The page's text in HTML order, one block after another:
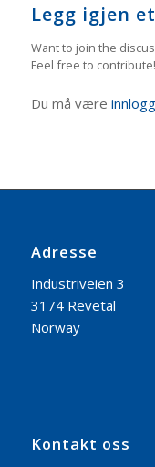
Legg igjen
Want to join the
Feel free to contribute!
Du må være
Adresse
Industriveien 3
3174 Revetal
Norway
Kontakt oss